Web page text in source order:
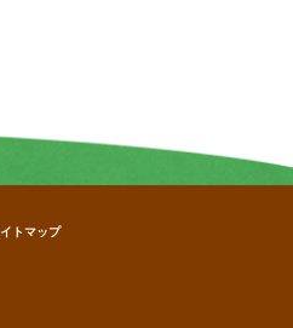
トマップ